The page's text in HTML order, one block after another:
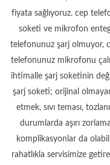
fiyata sağlıyoruz. cep
soketi ve mikrofon
telefonunuz şarj olmuyor,
telefonunuz mikrofonu
ihtimalle şarj soketinin
şarj soketi; orijinal
etmek, sıvı teması,
durumlarda aşırı
komplikasyonlar da
rahatlıkla servisimize